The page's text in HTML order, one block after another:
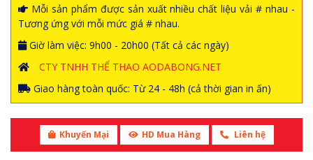
Mỗi sản phẩm được sản xuất nhiều chất liệu vải # nhau -
Tương ứng với mỗi mức giá # nhau.
Giờ làm việc: 9h00 - 20h00 (Tất cả các ngày)
CTY TNHH THỂ THAO AODABONG.NET
Giao hàng toàn quốc: Từ 24 - 48h (cả thời gian in ấn)
Khuyến Mại HD Mua Hàng Liên hệ